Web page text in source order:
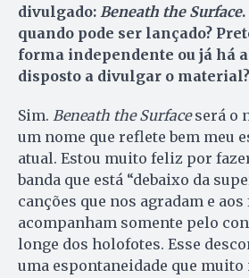
divulgado: Beneath the Surface
quando pode ser lançado?
forma independente ou já há
disposto a divulgar o material?
Sim. Beneath the Surfaceserá o
um nome que reflete bem meu
atual. Estou muito feliz por
banda que está “debaixo da
canções que nos agradam e aos
acompanham somente pelo
longe dos holofotes. Esse
uma espontaneidade que muito